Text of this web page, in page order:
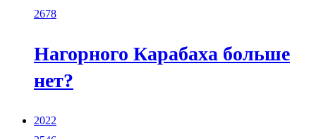
2678
Нагорного Карабаха больше
нет?
2022